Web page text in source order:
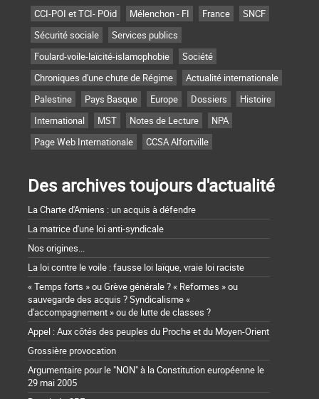
CCI-POI et TCI- POid
Mélenchon - FI France
SNCF
Sécurité sociale
Services publics
Foulard-voile-laïcité-islamophobie
Société
Chroniques d'une chute de Régime
Actualité internationale
Palestine
Pays Basque Europe Dossiers
Histoire
International
MST Notes de Lecture
NPA
Page Web Internationale
CCSA Alfortville
Des archives toujours d'actualité
La Charte d'Amiens : un acquis à défendre
La matrice d'une loi anti-syndicale
Nos origines...
La loi contre le voile : fausse loi laïque, vraie loi raciste
« Temps forts » ou Grève générale ? « Reformes » ou
sauvegarde des acquis ? Syndicalisme «
d'accompagnement » ou de lutte de classes ?
Appel : Aux côtés des peuples du Proche et du Moyen-Orient
Grossière provocation
Argumentaire pour le "NON" à la Constitution européenne le
29 mai 2005